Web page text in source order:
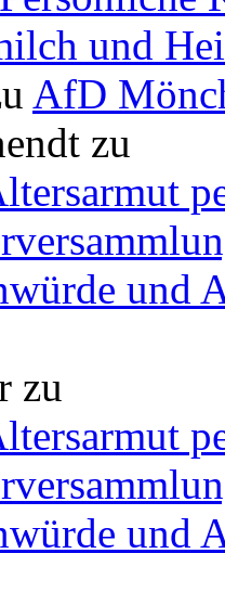
und
AfD
zu
und
zu
und